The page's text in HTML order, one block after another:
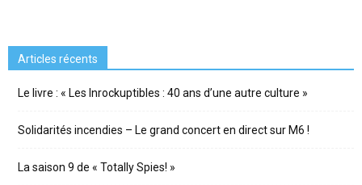
Articles récents
Le livre : « Les Inrockuptibles : 40 ans d’une autre culture »
Solidarités incendies – Le grand concert en direct sur M6 !
La saison 9 de « Totally Spies! »